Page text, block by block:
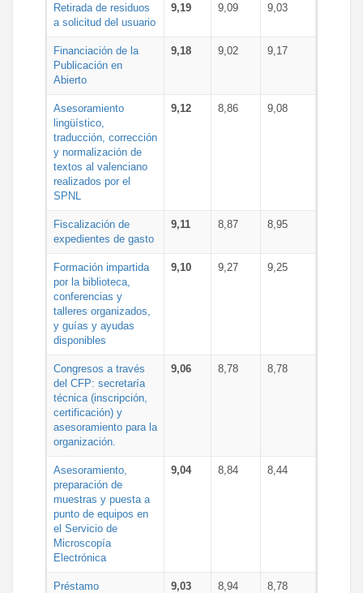
Retirada de residuos
a solicitud del usuario
9,19 9,09 9,03
Financiación de la
Publicación en
Abierto
9,18 9,02 9,17
Asesoramiento
lingüístico,
traducción, corrección
y normalización de
textos al valenciano
realizados por el
SPNL
9,12 8,86 9,08
Fiscalización de
expedientes de gasto
9,11 8,87 8,95
Formación impartida
por la biblioteca,
conferencias y
talleres organizados,
y guías y ayudas
disponibles
9,10 9,27 9,25
Congresos a través
del CFP: secretaría
técnica (inscripción,
certificación) y
asesoramiento para la
organización.
9,06 8,78 8,78
Asesoramiento,
preparación de
muestras y puesta a
punto de equipos en
el Servicio de
Microscopía
Electrónica
9,04 8,84 8,44
Préstamo
9,03 8,94 8,78